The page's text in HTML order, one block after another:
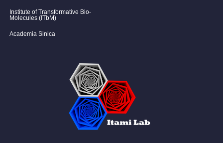
Institute of Transformative Bio-
Molecules (ITbM)
Academia Sinica